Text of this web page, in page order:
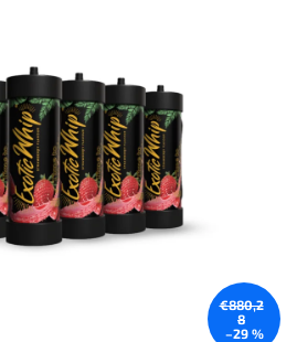
€880,2
8
–29 %